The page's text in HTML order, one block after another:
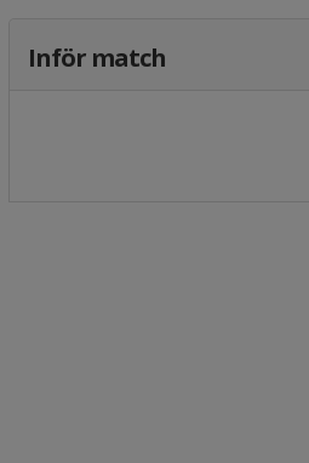
Inför match